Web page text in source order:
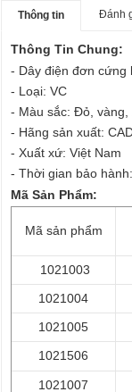
Thông tin Đánh
Thông Tin Chung:
- Dây điện đơn cứng
- Loại: VC
- Màu sắc: Đỏ, vàng,
- Hãng sản xuất:
- Xuất xứ: Việt Nam
- Thời gian bảo
Mã Sản Phẩm:
Mã sản phẩm
1021003
1021004
1021005
1021506
1021007